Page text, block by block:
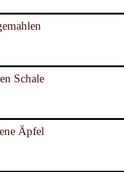
Schale
Äpfel